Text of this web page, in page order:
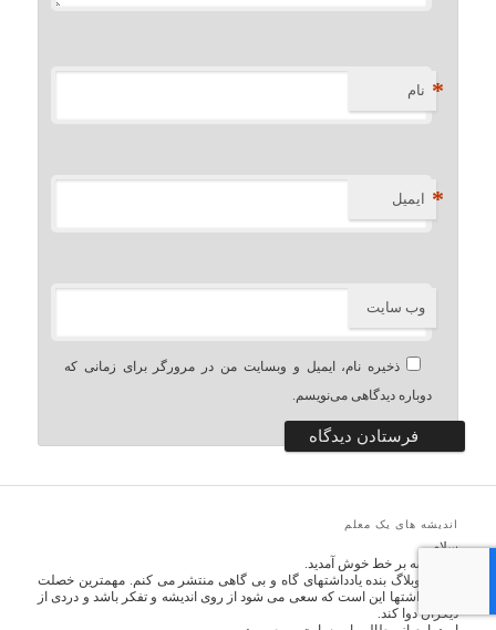
نام *
ایمیل *
وب‌ سایت
ذخیره نام، ایمیل و وبسایت من در مرورگر برای زمانی که
دوباره دیدگاهی می‌نویسم.
اندیشه های یک معلم
سلام
به اندیشه بر خط خوش آمدید.
در این وبلاگ بنده یادداشتهای گاه و بی گاهی منتشر می کنم. مهمترین خصلت
این یادداشتها این است که سعی می شود از روی اندیشه و تفکر باشد و دردی از
دیگران دوا کند.